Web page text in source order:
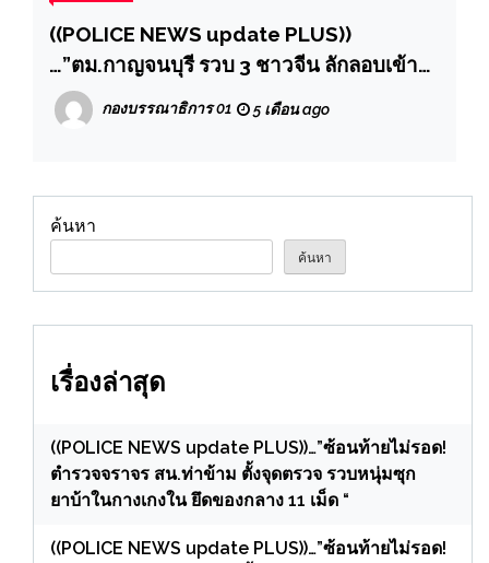
((POLICE NEWS update PLUS))
…”ตม.กาญจนบุรี รวบ 3 ชาวจีน ลักลอบเข้า
เมืองผิดกฎหมาย ซ่อนตัวรีสอร์ทกลางเมือง
กองบรรณาธิการ 01 5 เดือน ago
ค้นหา
ค้นหา
เรื่องล่าสุด
((POLICE NEWS update PLUS))…”ซ้อนท้ายไม่รอด!
ตำรวจจราจร สน.ท่าข้าม ตั้งจุดตรวจ รวบหนุ่มซุก
ยาบ้าในกางเกงใน ยึดของกลาง 11 เม็ด “
((POLICE NEWS update PLUS))…”ซ้อนท้ายไม่รอด!